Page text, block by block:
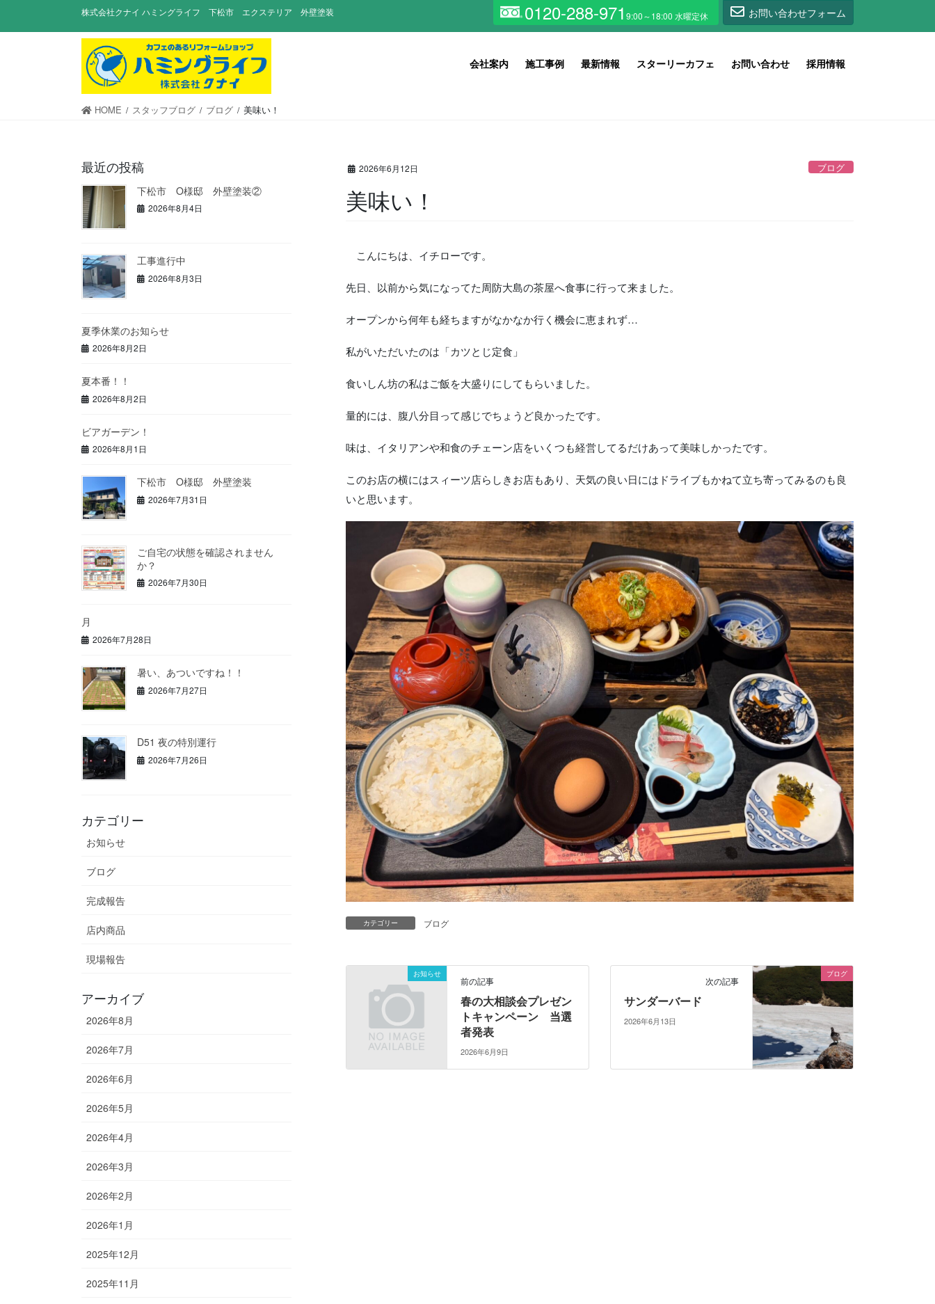
株式会社クナイ ハミングライフ 下松市 エクステリア 外壁塗装 0120-288-971 お問い合わせフォーム
会社案内 施工事例 最新情報 スターリーカフェ お問い合わせ 採用情報
HOME スタッフブログ ブログ 美味い！
2026年6月12日 ブログ
美味い！
こんにちは、イチローです。
先日、以前から気になってた周防大島の茶屋へ食事に行って来ました。
オープンから何年も経ちますがなかなか行く機会に恵まれず…
私がいただいたのは「カツとじ定食」
食いしん坊の私はご飯を大盛りにしてもらいました。
量的には、腹八分目って感じでちょうど良かったです。
味は、イタリアンや和食のチェーン店をいくつも経営してるだけあって美味しかったです。
このお店の横にはスィーツ店らしきお店もあり、天気の良い日にはドライブもかねて立ち寄ってみるのも良
いと思います。
カテゴリー ブログ
お知らせ
前の記事
春の大相談会プレゼン
トキャンペーン 当選
者発表
2026年6月9日
ブログ
次の記事
サンダーバード
2026年6月13日
最近の投稿
下松市 O様邸 外壁塗装②
2026年8月4日
工事進行中
2026年8月3日
夏季休業のお知らせ
2026年8月2日
夏本番！！
2026年8月2日
ビアガーデン！
2026年8月1日
下松市 O様邸 外壁塗装
2026年7月31日
ご自宅の状態を確認されません
か？
2026年7月30日
月
2026年7月28日
暑い、あついですね！！
2026年7月27日
D51 夜の特別運行
2026年7月26日
カテゴリー
お知らせ
ブログ
完成報告
店内商品
現場報告
アーカイブ
2026年8月
2026年7月
2026年6月
2026年5月
2026年4月
2026年3月
2026年2月
2026年1月
2025年12月
2025年11月